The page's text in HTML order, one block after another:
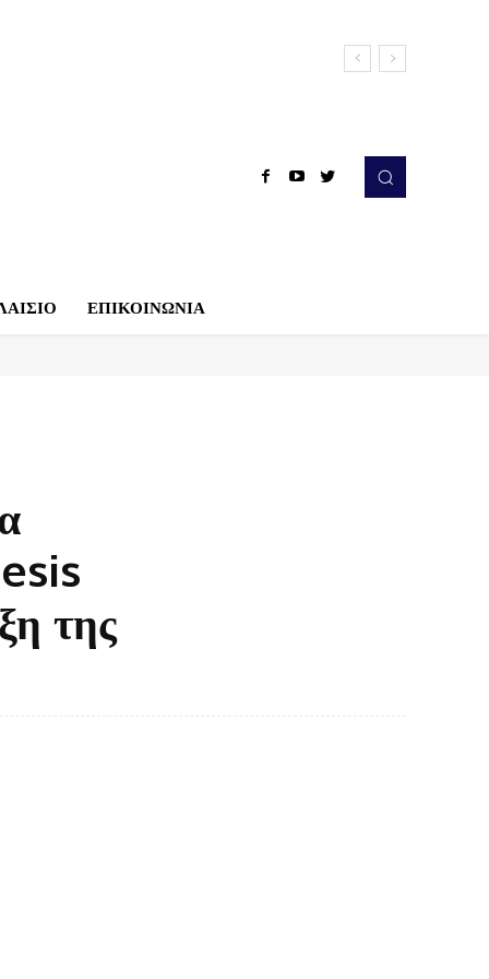
ΕΠΙΚΟΙΝΩΝΙΑ
της